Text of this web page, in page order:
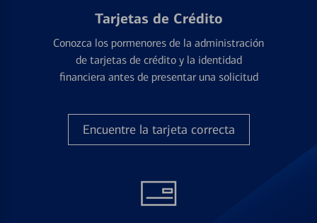
Tarjetas de Crédito
Conozca los pormenores de la administración
de tarjetas de crédito y la identidad
financiera antes de presentar una solicitud
Encuentre la tarjeta correcta